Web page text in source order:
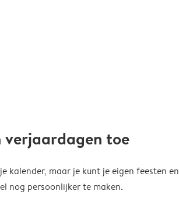
verjaardagen toe
kalender, maar je kunt je eigen feesten en
nog persoonlijker te maken.